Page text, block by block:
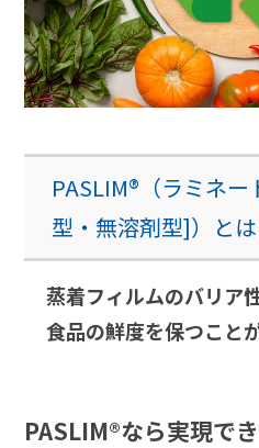
PASLIM®（ラミネ
型・無溶剤型]）とは
蒸着フィルムのバリア
食品の鮮度を保つこと
PASLIM®なら実現で